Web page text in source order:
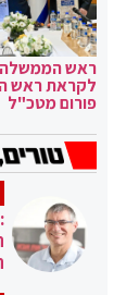
ראש הממשלה
לקראת ראש
פורום מטכ"ל